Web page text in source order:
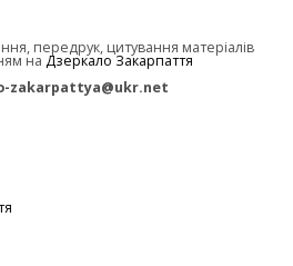
передрук, цитування матеріалів
на Дзеркало Закарпаття
zakarpattya@ukr.net